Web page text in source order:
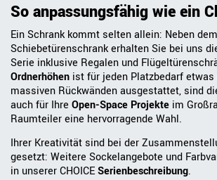
So anpassungsfähig wie ein
Ein Schrank kommt selten allein: Neben dem
Schiebetürenschrank erhalten Sie bei uns
Serie inklusive Regalen und
Ordnerhöhen ist für jeden Platzbedarf
massiven Rückwänden ausgestattet, sind
auch für Ihre Open-Space Projekte im
Raumteiler eine hervorragende Wahl.
Ihrer Kreativität sind bei der
gesetzt: Weitere Sockelangebote und
in unserer CHOICESerienbeschreibung.